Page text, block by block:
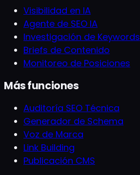
Visibilidad en IA
Agente de SEO IA
Investigación de Keywords
Briefs de Contenido
Monitoreo de Posiciones
Más funciones
Auditoría SEO Técnica
Generador de Schema
Voz de Marca
Link Building
Publicación CMS